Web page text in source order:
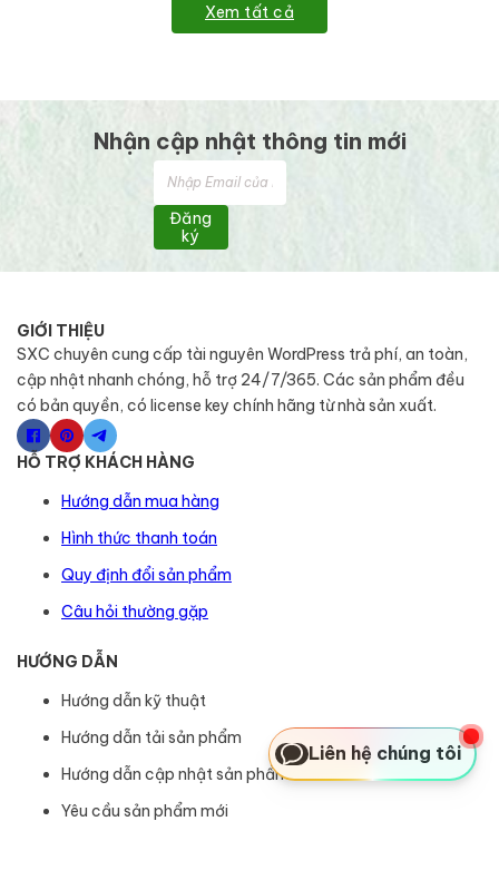
Xem tất cả
Nhận cập nhật thông tin mới
Đăng
ký
GIỚI THIỆU
SXC chuyên cung cấp tài nguyên WordPress trả phí, an toàn,
cập nhật nhanh chóng, hỗ trợ 24/7/365. Các sản phẩm đều
có bản quyền, có license key chính hãng từ nhà sản xuất.
HỖ TRỢ KHÁCH HÀNG
Hướng dẫn mua hàng
Hình thức thanh toán
Quy định đổi sản phẩm
Câu hỏi thường gặp
HƯỚNG DẪN
Hướng dẫn kỹ thuật
Hướng dẫn tải sản phẩm
Hướng dẫn cập nhật sản phẩm
Yêu cầu sản phẩm mới
Liên hệ chúng tôi